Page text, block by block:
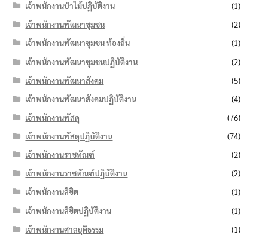
เจ้าพนักงานป่าไม้ปฏิบัติงาน
(1)
เจ้าพนักงานพัฒนาชุมชน
(2)
เจ้าพนักงานพัฒนาชุมชน ท้องถิ่น
(1)
เจ้าพนักงานพัฒนาชุมชนปฏิบัติงาน
(2)
เจ้าพนักงานพัฒนาสังคม
(5)
เจ้าพนักงานพัฒนาสังคมปฏิบัติงาน
(4)
เจ้าพนักงานพัสดุ
(76)
เจ้าพนักงานพัสดุปฏิบัติงาน
(74)
เจ้าพนักงานราชทัณฑ์
(2)
เจ้าพนักงานราชทัณฑ์ปฏิบัติงาน
(2)
เจ้าพนักงานลิขิต
(1)
เจ้าพนักงานลิขิตปฏิบัติงาน
(1)
เจ้าพนักงานศาลยุติธรรม
(1)